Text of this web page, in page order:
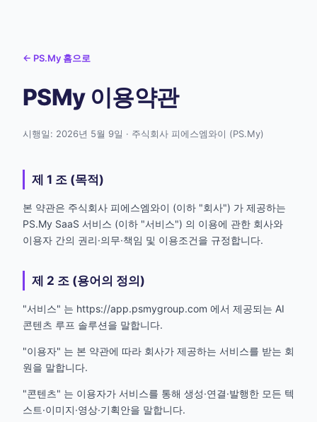
← PS.My 홈으로
PSMy 이용약관
시행일: 2026년 5월 9일 · 주식회사 피에스엠와이 (PS.My)
제 1 조 (목적)
본 약관은 주식회사 피에스엠와이 (이하 "회사") 가 제공하는
PS.My SaaS 서비스 (이하 "서비스") 의 이용에 관한 회사와
이용자 간의 권리·의무·책임 및 이용조건을 규정합니다.
제 2 조 (용어의 정의)
"서비스" 는 https://app.psmygroup.com 에서 제공되는 AI
콘텐츠 루프 솔루션을 말합니다.
"이용자" 는 본 약관에 따라 회사가 제공하는 서비스를 받는 회
원을 말합니다.
"콘텐츠" 는 이용자가 서비스를 통해 생성·연결·발행한 모든 텍
스트·이미지·영상·기획안을 말합니다.